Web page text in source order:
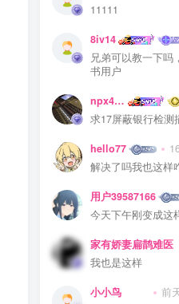
11111
8iv14
兄弟可以教一下吗
书用户
npx475805841
求17屏蔽银行检测
hello77
解决了吗我也这样
用户39587166
今天下午刚变成这
家有娇妻扁鹊难医
我也是这样
小小鸟